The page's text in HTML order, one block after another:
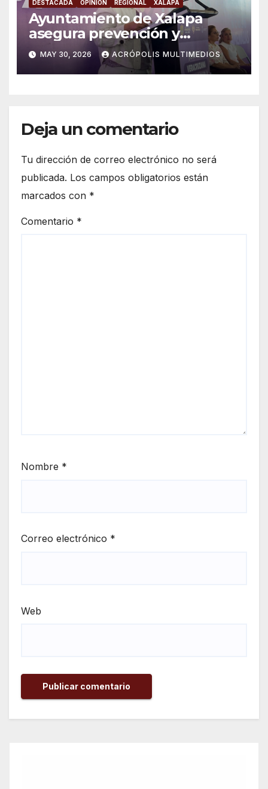
DESTACADA OPINIÓN REGIONAL XALAPA
Ayuntamiento de Xalapa
asegura prevención y
atención a violencia de
género
MAY 30, 2026 ACRÓPOLIS MULTIMEDIOS
Deja un comentario
Tu dirección de correo electrónico no será
publicada. Los campos obligatorios están
marcados con *
Comentario *
Nombre *
Correo electrónico *
Web